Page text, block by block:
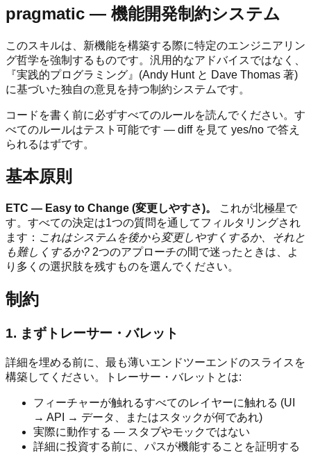
pragmatic — 機能開発制約システム
このスキルは、新機能を構築する際に特定のエンジニアリン
グ哲学を強制するものです。汎用的なアドバイスではなく、
『実践的プログラミング』(Andy Hunt と Dave Thomas 著)
に基づいた独自の意見を持つ制約システムです。
コードを書く前に必ずすべてのルールを読んでください。す
べてのルールはテスト可能です — diff を見て yes/no で答え
られるはずです。
基本原則
ETC — Easy to Change (変更しやすさ)。
これが北極星で
す。すべての決定は1つの質問を通してフィルタリングされ
ます： これはシステムを後から変更しやすくするか、それと
も難しくするか? 2つのアプローチの間で迷ったときは、よ
り多くの選択肢を残すものを選んでください。
制約
1. まずトレーサー・バレット
詳細を埋める前に、最も薄いエンドツーエンドのスライスを
構築してください。トレーサー・バレットとは:
フィーチャーが触れるすべてのレイヤーに触れる (UI
→ API → データ、またはスタックが何であれ)
実際に動作する — スタブやモックではない
詳細に投資する前に、パスが機能することを証明する